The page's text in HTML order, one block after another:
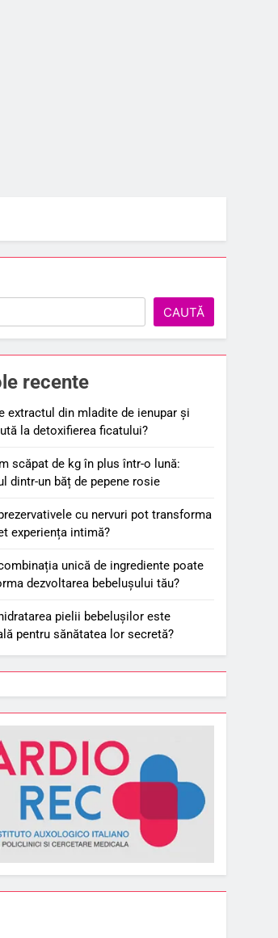
CAUTĂ
recente
extractul din mladite de ienupar și
la detoxifierea ficatului?
scăpat de kg în plus într-o lună:
dintr-un băț de pepene rosie
cu nervuri pot transforma
experiența intimă?
unică de ingrediente poate
dezvoltarea bebelușului tău?
pielii bebelușilor este
pentru sănătatea lor secretă?